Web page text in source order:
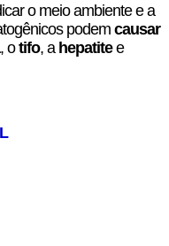
o meio ambiente e a
podem causar
, otifo, a hepatitee